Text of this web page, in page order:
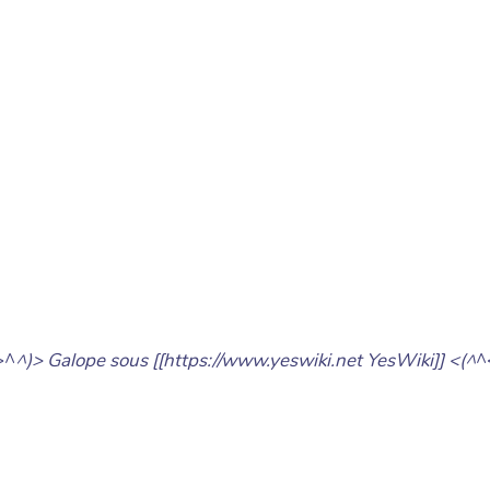
^)> Galope sous [[https://www.yeswiki.net YesWiki]] <(^